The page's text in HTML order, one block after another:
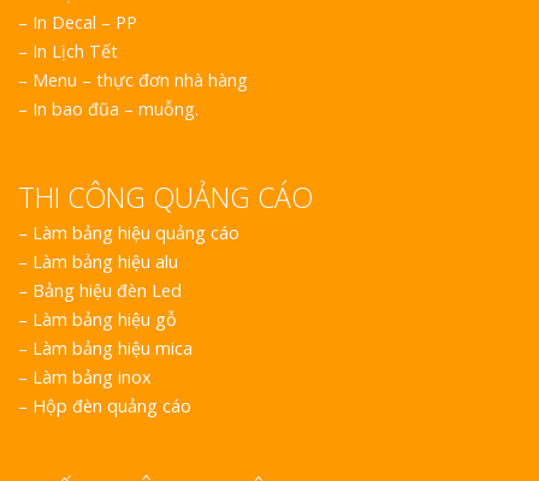
– In Decal – PP
– In Lịch Tết
– Menu – thực đơn nhà hàng
– In bao đũa – muỗng.
THI CÔNG QUẢNG CÁO
– Làm bảng hiệu quảng cáo
– Làm bảng hiệu alu
– Bảng hiệu đèn Led
– Làm bảng hiệu gỗ
– Làm bảng hiệu mica
– Làm bảng inox
– Hộp đèn quảng cáo